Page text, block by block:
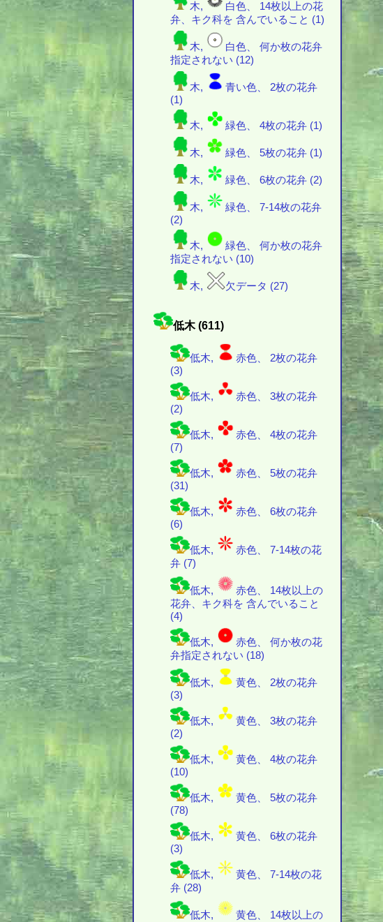
木,
白色、 14枚以上の花
弁、キク科を 含んでいること (1)
木,
白色、 何か枚の花弁
指定されない (12)
木,
青い色、 2枚の花弁
(1)
木, 緑色、 4枚の花弁 (1)
木, 緑色、 5枚の花弁 (1)
木, 緑色、 6枚の花弁 (2)
木,
緑色、 7-14枚の花弁
(2)
木,
緑色、 何か枚の花弁
指定されない (10)
木, 欠データ (27)
低木 (611)
低木,
赤色、 2枚の花弁
(3)
低木,
赤色、 3枚の花弁
(2)
低木,
赤色、 4枚の花弁
(7)
低木,
赤色、 5枚の花弁
(31)
低木,
赤色、 6枚の花弁
(6)
低木,
赤色、 7-14枚の花
弁 (7)
低木,
赤色、 14枚以上の
花弁、キク科を 含んでいること
(4)
低木,
赤色、 何か枚の花
弁指定されない (18)
低木,
黄色、 2枚の花弁
(3)
低木,
黄色、 3枚の花弁
(2)
低木,
黄色、 4枚の花弁
(10)
低木,
黄色、 5枚の花弁
(78)
低木,
黄色、 6枚の花弁
(3)
低木,
黄色、 7-14枚の花
弁 (28)
低木,
黄色、 14枚以上の